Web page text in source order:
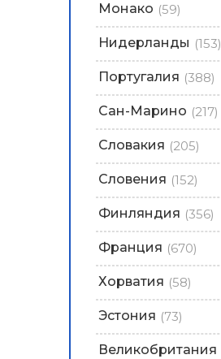
Монако (59)
Нидерланды (153)
Португалия (388)
Сан-Марино (217)
Словакия (205)
Словения (152)
Финляндия (356)
Франция (670)
Хорватия (58)
Эстония (73)
Великобритания